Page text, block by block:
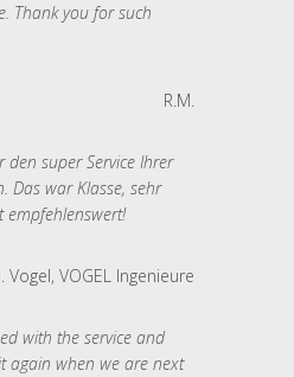
Thank you for such
R.M.
super Service Ihrer
Das war Klasse, sehr
Vogel, VOGEL Ingenieure
with the service and
again when we are next